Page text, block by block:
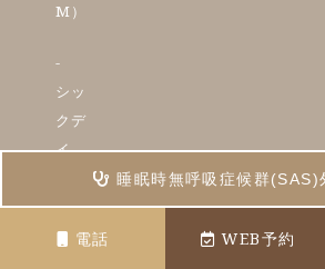
睡眠時無呼吸症候群(SAS)
電話 WEB予約
M）
シッ
クデ
イ
認知症 大腸